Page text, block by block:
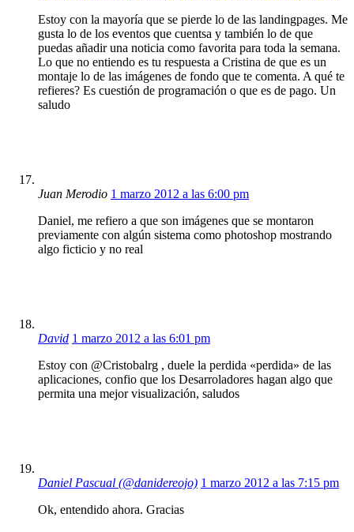
Estoy con la mayoría que se pierde lo de las landingpages. Me
gusta lo de los eventos que cuentsa y también lo de que
puedas añadir una noticia como favorita para toda la semana.
Lo que no entiendo es tu respuesta a Cristina de que es un
montaje lo de las imágenes de fondo que te comenta. A qué te
refieres? Es cuestión de programación o que es de pago. Un
saludo
Juan Merodio 1 marzo 2012 a las 6:00 pm
Daniel, me refiero a que son imágenes que se montaron
previamente con algún sistema como photoshop mostrando
algo ficticio y no real
David 1 marzo 2012 a las 6:01 pm
Estoy con @Cristobalrg , duele la perdida «perdida» de las
aplicaciones, confio que los Desarroladores hagan algo que
permita una mejor visualización, saludos
Daniel Pascual (@danidereojo) 1 marzo 2012 a las 7:15 pm
Ok, entendido ahora. Gracias